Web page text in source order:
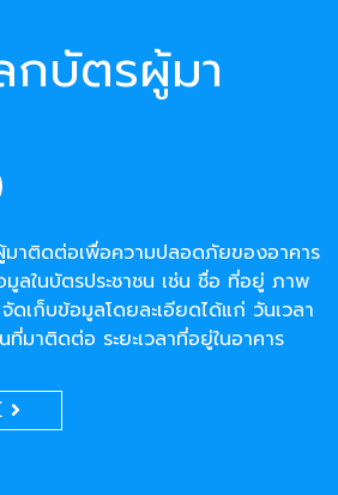
กบัตรผู้มา
มาติดต่อเพื่อความปลอดภัยของอาคาร
ลในบัตรประชาชน เช่น ชื่อ ที่อยู่ ภาพ
ดเก็บข้อมูลโดยละเอียดได้แก่ วันเวลา
มาติดต่อ ระยะเวลาที่อยู่ในอาคาร